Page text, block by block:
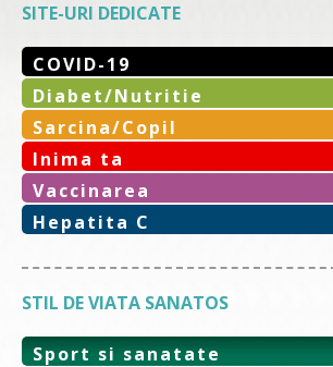
SITE-URI DEDICATE
COVID-19
Diabet/Nutritie
Sarcina/Copil
Inima ta
Vaccinarea
Hepatita C
STIL DE VIATA SANATOS
Sport si sanatate